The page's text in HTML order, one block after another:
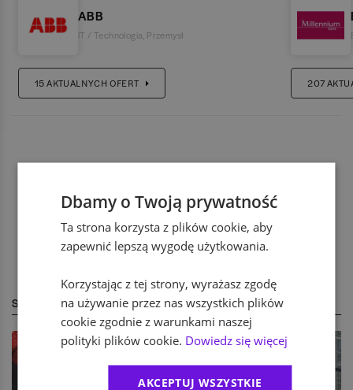
ABB
IT / Technologia Przemysł
15AKTUALNYCH OFERT 207
STREFA EKSPERTA
Dbamy o Twoją prywatność
Ta strona korzysta z plików cookie, aby
zapewnić lepszą wygodę użytkowania.
Korzystając z tej strony, wyrażasz zgodę
na używanie przez nas wszystkich plików
cookie zgodnie z warunkami naszej
polityki plików cookie. Dowiedz się więcej
AKCEPTUJ WSZYSTKIE